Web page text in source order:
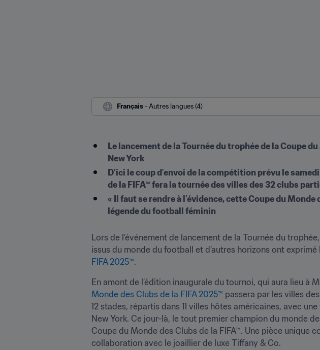
Français - Autres langues (4)
Le lancement de la Tournée du trophée de la Coupe
New York
D’ici le coup d’envoi de la compétition prévu le
de la FIFA™ fera la tournée des villes des 32 clubs
« Il faut se rendre à l’évidence, cette Coupe du
légende du football féminin
Lors de l’événement de lancement de la Tournée du
issus du monde du football et d’autres horizons ont
FIFA 2025™.
En amont de l’édition inaugurale du tournoi, qui aura lieu à
Monde des Clubs de la FIFA 2025™ passera par les villes
12 stades, répartis dans 11 villes hôtes américaines, avec
New York. Ce jour-là, le tout premier champion du monde
Coupe du Monde des Clubs de la FIFA™. Une pièce unique
collaboration avec le joaillier de luxe Tiffany & Co.